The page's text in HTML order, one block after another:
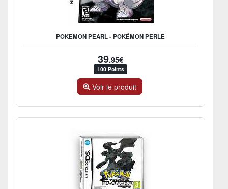
POKEMON PEARL - POKÉMON PERLE
39.95€
100 Points
Voir le produit